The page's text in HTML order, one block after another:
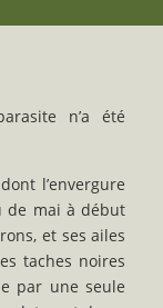
n’a été
l’envergure
de mai à début
et ses ailes
taches noires
par une seule